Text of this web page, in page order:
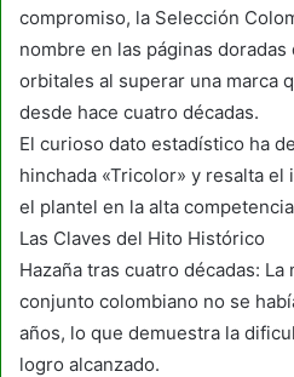
compromiso, la Selección
nombre en las páginas
orbitales al superar una marca
desde hace cuatro décadas.
El curioso dato estadístico ha
hinchada «Tricolor» y resalta
el plantel en la alta
Las Claves del Hito Histórico
Hazaña tras cuatro décadas:
conjunto colombiano no se
años, lo que demuestra la
logro alcanzado.